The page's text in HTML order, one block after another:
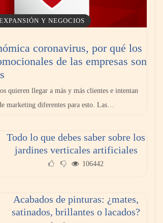
Y NEGOCIOS
coronavirus, por qué los
de las empresas son
quieren llegar a más y más clientes e intentan
marketing diferentes para esto. Las…
Todo lo que debes saber sobre los
jardines verticales artificiales
106442
Acabados de pinturas: ¿mates,
satinados, brillantes o lacados?